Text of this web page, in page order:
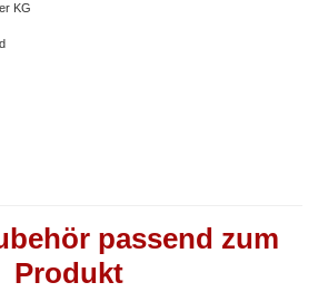
KG
passend zum
Produkt